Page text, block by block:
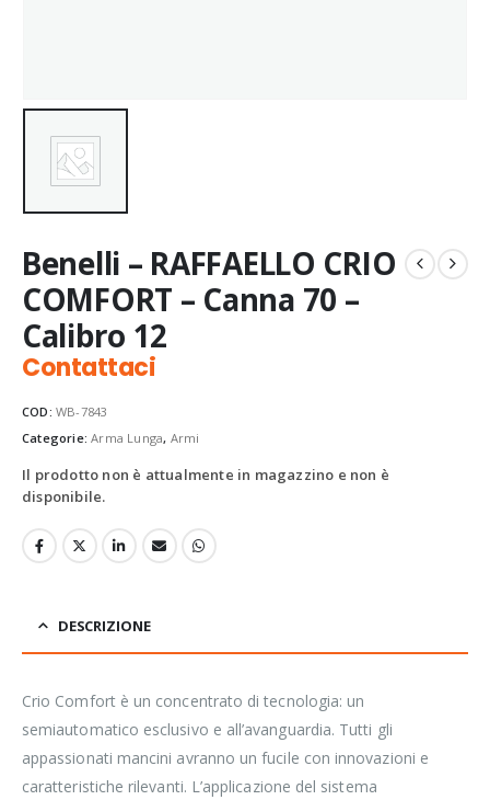
Benelli – RAFFAELLO CRIO
COMFORT – Canna 70 –
Calibro 12
Contattaci
COD: WB-7843
Categorie:Arma Lunga, Armi
Il prodotto non è attualmente in magazzino e non è
disponibile.
DESCRIZIONE
Crio Comfort è un concentrato di tecnologia: un
semiautomatico esclusivo e all’avanguardia. Tutti gli
appassionati mancini avranno un fucile con innovazioni e
caratteristiche rilevanti. L’applicazione del sistema